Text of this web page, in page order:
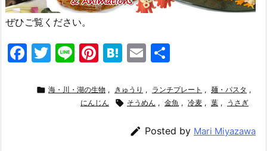
ぜひご覧ください。
F
c
T
itt
Li
e
Pi
er
e
H
e
n
a
E
ai
l
 海・川・湖の生物 , きゅうり , ランチプレート , 麺・パスタ ,
にんじん
 そうめん , 金魚 , 冷麦 , 葉 , うさぎ
 Posted by Mari Miyazawa